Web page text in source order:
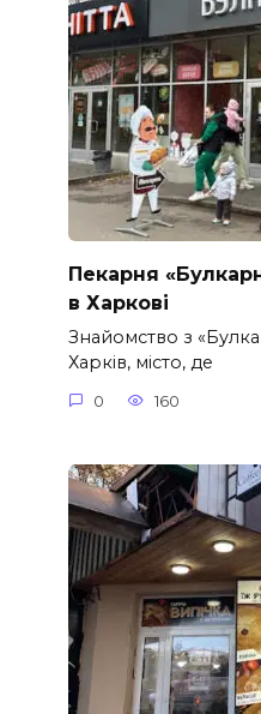
Пекарня
в Харкові
Знайомство з
Харків, місто, де
0 160